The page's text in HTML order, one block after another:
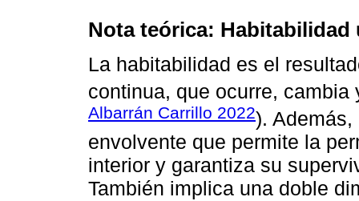
Nota teórica: Habitabilidad
La habitabilidad es el
continua, que ocurre, cambia
Albarrán Carrillo 2022).
envolvente que permite la
interior y garantiza su
También implica una doble